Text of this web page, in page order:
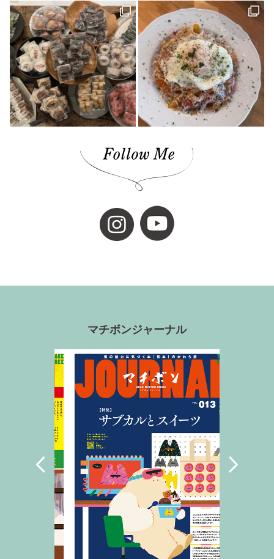
平野 裕子さん(1)
奥伊予街道(2) 建築(1) 牛乳(1)
紅まどんな(1)
裏道(1)
高知(2) 東予(1) 珈琲(1) グリーン(1)
心地よい場所(3)
ショップ(1)
アクセサリー(1) 島のパン屋(1)
暮らしの設計デザイナー(1)
スタンプラリー(2)
モデルハウス(1) チーズケーキ(1)
濱田農園(1)
マチボン(25)
路地裏(1) 小豆島(1) レシピ(1) GajA(1)
マチボンヌ(1)
歯科医院(2)
公園(1) ジノモノ(1) 中島(1)
水と木の間で(1)
ポケモン(1)
内覧会(1) チーズ(1) VOL.10(2)
フードブロガー(7)
食堂(1)
ぼくらの松山グルメ(1) アウトドア(4) くま(1)
宇和島(2)
マチボンJOURNAL(20)
スポット(1) 狩猟(3)
和×モダン(1)
マチボンジャーナル